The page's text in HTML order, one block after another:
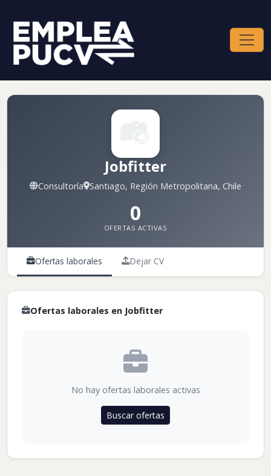
Jobfitter
Consultoría Santiago, Región Metropolitana, Chile
0
OFERTAS ACTIVAS
Ofertas laborales Dejar CV
Ofertas laborales en Jobfitter
No hay ofertas laborales activas
Buscar ofertas